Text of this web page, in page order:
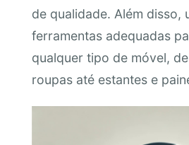
de qualidade. Além disso,
ferramentas adequadas
qualquer tipo de móvel,
roupas até estantes e